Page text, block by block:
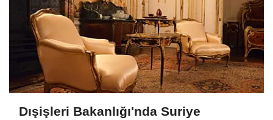
Dışişleri Bakanlığı'nda Suriye